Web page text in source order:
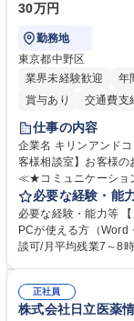
30万円
勤務地
東京都中野区
業界未経験歓迎
年
賞与あり
交通費支
仕事の内容
企業名 キリンアンドコミュニ
客様相談室】お客様のお
≪★コミュニケーショ
お客様のお声をより良
様相談室でのお仕事です。 日々お客様からいただくキリング
意見を、企業活動に活
って対応、情報提供す
平均100件前後■メール・手紙：同
相談室】お客様のお声
必要な経験・能
必要な経験・能力等
PCが使える方（Word
談可/月平均残業7～8時間程度 【入社後の研修】着任か
すのでご安心ください
う会社として、お客様
正社員
株式会社日立医薬